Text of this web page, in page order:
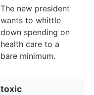
The new president
wants to whittle
down spending on
health care to a
bare minimum.
toxic